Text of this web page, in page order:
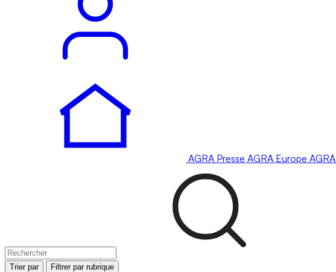
AGRA Presse AGRA Europe AGRA
Trier par Filtrer par rubrique